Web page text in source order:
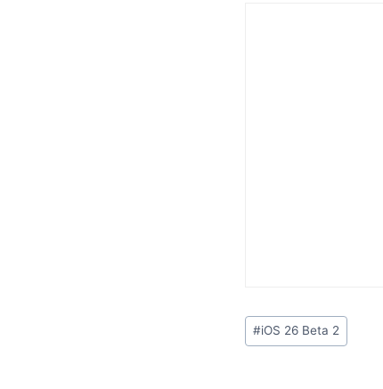
Etiquetas
de
#iOS 26 Beta 2